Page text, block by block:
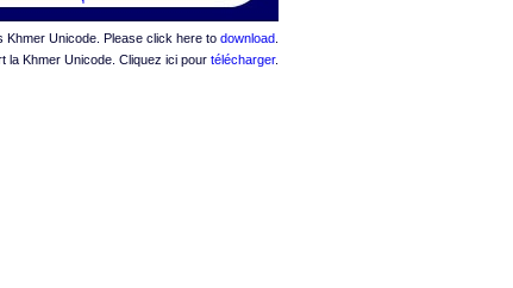
Khmer Unicode. Please click here to download
la Khmer Unicode. Cliquez ici pour télécharger.